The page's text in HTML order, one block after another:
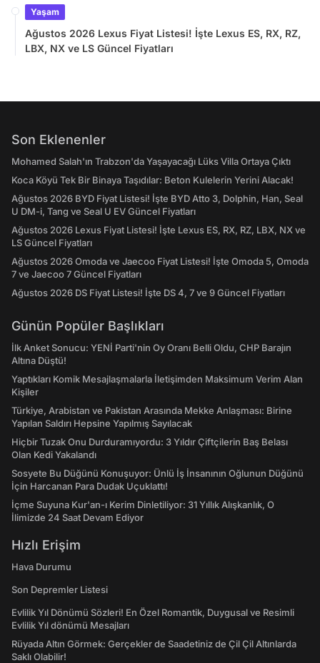
Yaşam
Ağustos 2026 Lexus Fiyat Listesi! İşte Lexus ES, RX, RZ,
LBX, NX ve LS Güncel Fiyatları
Son Eklenenler
Mohamed Salah'ın Trabzon'da Yaşayacağı Lüks Villa Ortaya Çıktı
Koca Köyü Tek Bir Binaya Taşıdılar: Beton Kulelerin Yerini Alacak!
Ağustos 2026 BYD Fiyat Listesi! İşte BYD Atto 3, Dolphin, Han, Seal
U DM-i, Tang ve Seal U EV Güncel Fiyatları
Ağustos 2026 Lexus Fiyat Listesi! İşte Lexus ES, RX, RZ, LBX, NX ve
LS Güncel Fiyatları
Ağustos 2026 Omoda ve Jaecoo Fiyat Listesi! İşte Omoda 5, Omoda
7 ve Jaecoo 7 Güncel Fiyatları
Ağustos 2026 DS Fiyat Listesi! İşte DS 4, 7 ve 9 Güncel Fiyatları
Günün Popüler Başlıkları
İlk Anket Sonucu: YENİ Parti'nin Oy Oranı Belli Oldu, CHP Barajın
Altına Düştü!
Yaptıkları Komik Mesajlaşmalarla İletişimden Maksimum Verim Alan
Kişiler
Türkiye, Arabistan ve Pakistan Arasında Mekke Anlaşması: Birine
Yapılan Saldırı Hepsine Yapılmış Sayılacak
Hiçbir Tuzak Onu Durduramıyordu: 3 Yıldır Çiftçilerin Baş Belası
Olan Kedi Yakalandı
Sosyete Bu Düğünü Konuşuyor: Ünlü İş İnsanının Oğlunun Düğünü
İçin Harcanan Para Dudak Uçuklattı!
İçme Suyuna Kur'an-ı Kerim Dinletiliyor: 31 Yıllık Alışkanlık, O
İlimizde 24 Saat Devam Ediyor
Hızlı Erişim
Hava Durumu
Son Depremler Listesi
Evlilik Yıl Dönümü Sözleri! En Özel Romantik, Duygusal ve Resimli
Evlilik Yıl dönümü Mesajları
Rüyada Altın Görmek: Gerçekler de Saadetiniz de Çil Çil Altınlarda
Saklı Olabilir!